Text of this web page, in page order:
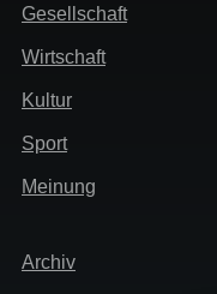
Gesellschaft
Wirtschaft
Kultur
Sport
Meinung
Extra
Archiv